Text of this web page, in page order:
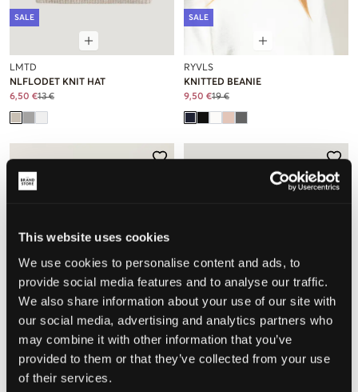
This website uses cookies
We use cookies to personalise content and ads, to
provide social media features and to analyse our traffic.
We also share information about your use of our site with
our social media, advertising and analytics partners who
may combine it with other information that you’ve
provided to them or that they’ve collected from your use
of their services.
SALE
LMTD
NLFLODET KNIT HAT
6,50 €13 €
SALE
RYVLS
KNITTED BEANIE
9,50 €19 €
SALE SALE